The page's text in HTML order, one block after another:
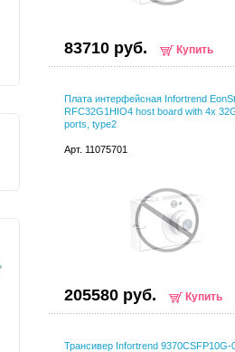
83710 руб. Купить
Плата интерфейсная Infortrend
RFC32G1HIO4 host board with 4x
ports, type2
Арт. 11075701
205580 руб. Купить
Трансивер Infortrend 9370CSFP10G-